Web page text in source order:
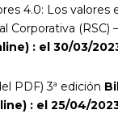
4.0: Los valores
Corporativa (RSC)
: el 30/03/
PDF) 3ª edición
: el 25/04/